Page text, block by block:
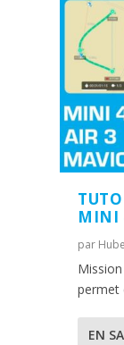
MINI
par
permet
EN